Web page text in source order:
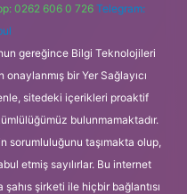
0262 606 0 726 Telegram:
gereğince Bilgi Teknolojileri
bir Yer Sağlayıcı
sitedeki içerikleri proaktif
bulunmamaktadır.
sorumluluğunu taşımakta olup,
etmiş sayılırlar. Bu internet
şirketi ile hiçbir bağlantısı